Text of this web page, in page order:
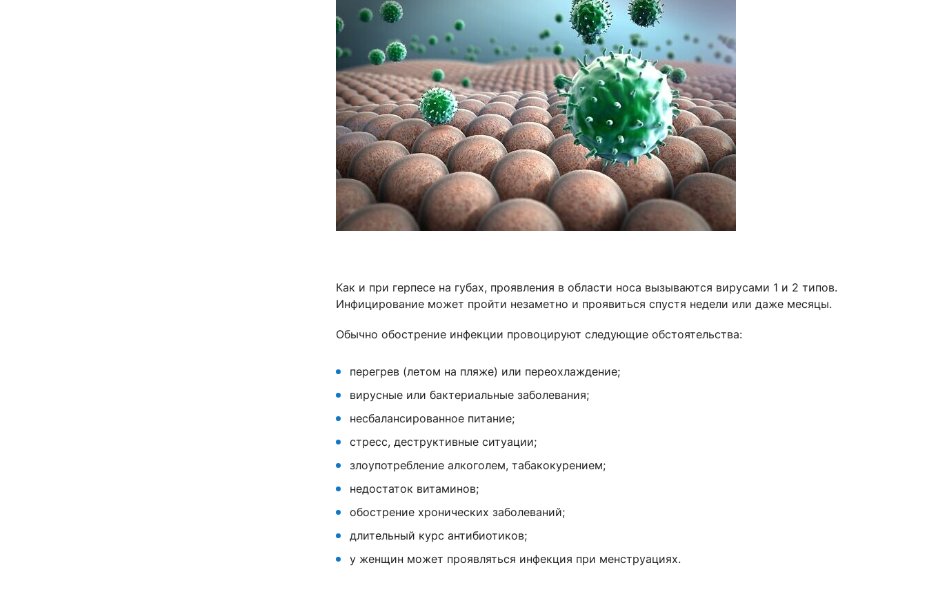
Как и при герпесе на губах, проявления в области носа вызываются вирусами 1 и 2 типов.
Инфицирование может пройти незаметно и проявиться спустя недели или даже месяцы.
Обычно обострение инфекции провоцируют следующие обстоятельства:
перегрев (летом на пляже) или переохлаждение;
вирусные или бактериальные заболевания;
несбалансированное питание;
стресс, деструктивные ситуации;
злоупотребление алкоголем, табакокурением;
недостаток витаминов;
обострение хронических заболеваний;
длительный курс антибиотиков;
у женщин может проявляться инфекция при менструациях.